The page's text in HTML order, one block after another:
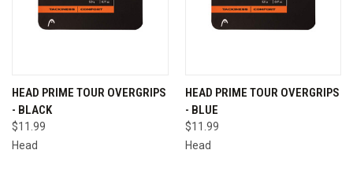
HEAD PRIME TOUR OVERGRIPS
- BLACK
$11.99
Head
HEAD PRIME TOUR OVERGRIPS
- BLUE
$11.99
Head